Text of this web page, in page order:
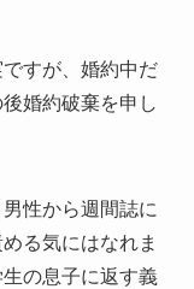
すが、婚約中だ
婚約破棄を申し
性から週間誌に
る気にはなれま
の息子に返す義